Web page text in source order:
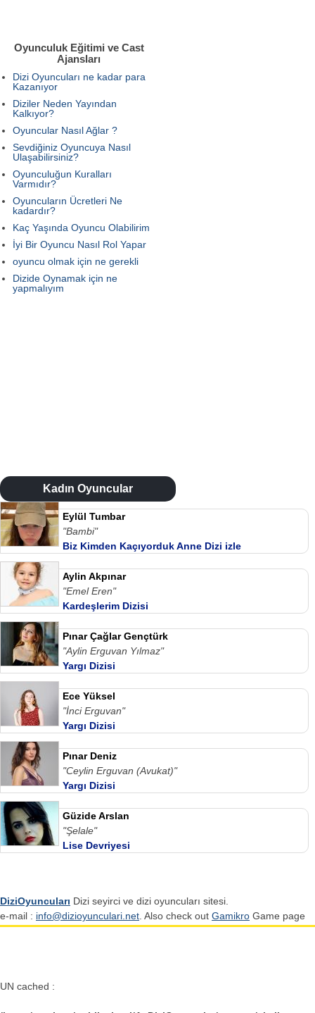
Oyunculuk Eğitimi ve Cast
Ajansları
Dizi Oyuncuları ne kadar para
Kazanıyor
Diziler Neden Yayından
Kalkıyor?
Oyuncular Nasıl Ağlar ?
Sevdiğiniz Oyuncuya Nasıl
Ulaşabilirsiniz?
Oyunculuğun Kuralları
Varmıdır?
Oyuncuların Ücretleri Ne
kadardır?
Kaç Yaşında Oyuncu Olabilirim
İyi Bir Oyuncu Nasıl Rol Yapar
oyuncu olmak için ne gerekli
Dizide Oynamak için ne
yapmalıyım
Kadın Oyuncular
Eylül Tumbar
"Bambi"
Biz Kimden Kaçıyorduk Anne Dizi izle
Aylin Akpınar
"Emel Eren"
Kardeşlerim Dizisi
Pınar Çağlar Gençtürk
"Aylin Erguvan Yılmaz"
Yargı Dizisi
Ece Yüksel
"İnci Erguvan"
Yargı Dizisi
Pınar Deniz
"Ceylin Erguvan (Avukat)"
Yargı Dizisi
Güzide Arslan
"Şelale"
Lise Devriyesi
DiziOyuncuları Dizi seyirci ve dizi oyuncuları sitesi.
e-mail : info@dizioyunculari.net . Also check out Gamikro Game page
UN cached :